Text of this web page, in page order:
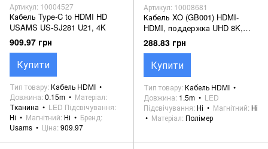
Артикул: 10004527
Кабель Type-C to HDMI HD
USAMS US-SJ281 U21, 4K
909.97 грн
Купити
Тип товару Кабель HDMI
Довжина 0.15m
Матеріал
Тканина
LED Підсвічування
Ні
Магнітний Ні
Бренд
Usams
Ціна 909.97
Артикул: 10008681
Кабель XO (GB001) HDMI-
HDMI, поддержка UHD 8K,
1.5m.
288.83 грн
Купити
Тип товару Кабель HDMI
Довжина 1.5m
LED
Підсвічування Ні Магнітний Ні
Матеріал Полімер